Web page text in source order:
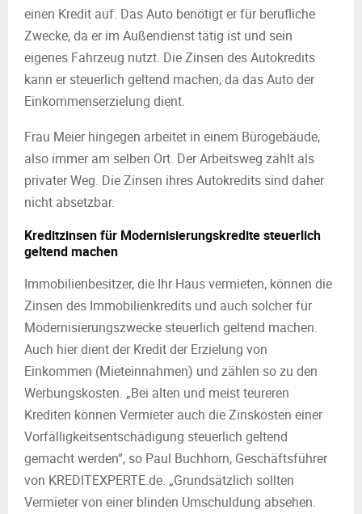
einen Kredit auf. Das Auto benötigt er für berufliche
Zwecke, da er im Außendienst tätig ist und sein
eigenes Fahrzeug nutzt. Die Zinsen des Autokredits
kann er steuerlich geltend machen, da das Auto der
Einkommenserzielung dient.
Frau Meier hingegen arbeitet in einem Bürogebäude,
also immer am selben Ort. Der Arbeitsweg zählt als
privater Weg. Die Zinsen ihres Autokredits sind daher
nicht absetzbar.
Kreditzinsen für Modernisierungskredite steuerlich
geltend machen
Immobilienbesitzer, die Ihr Haus vermieten, können die
Zinsen des Immobilienkredits und auch solcher für
Modernisierungszwecke steuerlich geltend machen.
Auch hier dient der Kredit der Erzielung von
Einkommen (Mieteinnahmen) und zählen so zu den
Werbungskosten. „Bei alten und meist teureren
Krediten können Vermieter auch die Zinskosten einer
Vorfälligkeitsentschädigung steuerlich geltend
gemacht werden“, so Paul Buchhorn, Geschäftsführer
von KREDITEXPERTE.de. „Grundsätzlich sollten
Vermieter von einer blinden Umschuldung absehen.